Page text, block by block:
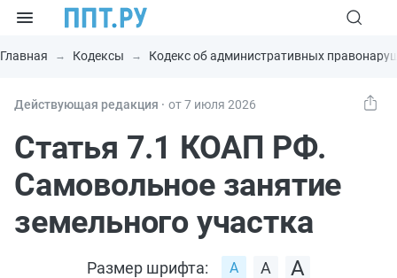
Главная Кодексы Кодекс об административных
Действующая редакция ⸱ от 7 июля 2026
Статья 7.1 КОАП РФ.
Самовольное занятие
земельного участка
Размер шрифта: